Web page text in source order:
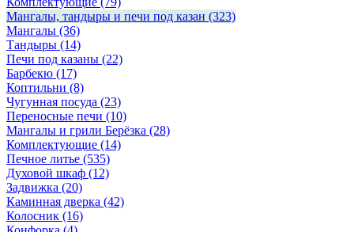
Мангалы, тандыры и печи под казан (323)
Мангалы (36)
Тандыры (14)
Печи под казаны (22)
Барбекю (17)
Коптильни (8)
Чугунная посуда (23)
Переносные печи (10)
Мангалы и грили Берёзка (28)
Комплектующие (14)
Печное литье (535)
Духовой шкаф (12)
Задвижка (20)
Каминная дверка (42)
Колосник (16)